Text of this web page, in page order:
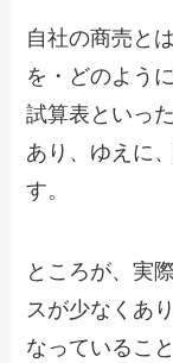
自社の商売と
を・どのよう
試算表といっ
あり、ゆえに
す。
ところが、実
スが少なくあ
なっているこ